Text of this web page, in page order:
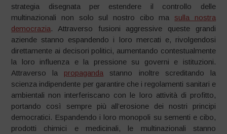
strategia disegnata per estendere il controllo delle
multinazionali non solo sul nostro cibo masulla nostra
democrazia. Attraverso fusioni aggressive queste grandi
aziende stanno espandendo i loro mercati e, rivolgendosi
direttamente ai decisori politici, aumentando contestualmente
la loro influenza e la pressione su governi e istituzioni.
Attraverso la propaganda stanno inoltre screditando la
scienza indipendente per garantire che i regolamenti sanitari e
ambientali non interferiscano con le loro attività di profitto,
portando così sempre più all’erosione dei nostri principi
democratici. Espandendo i loro monopoli su sementi e cibo,
prodotti chimici e medicinali, le multinazionali stanno